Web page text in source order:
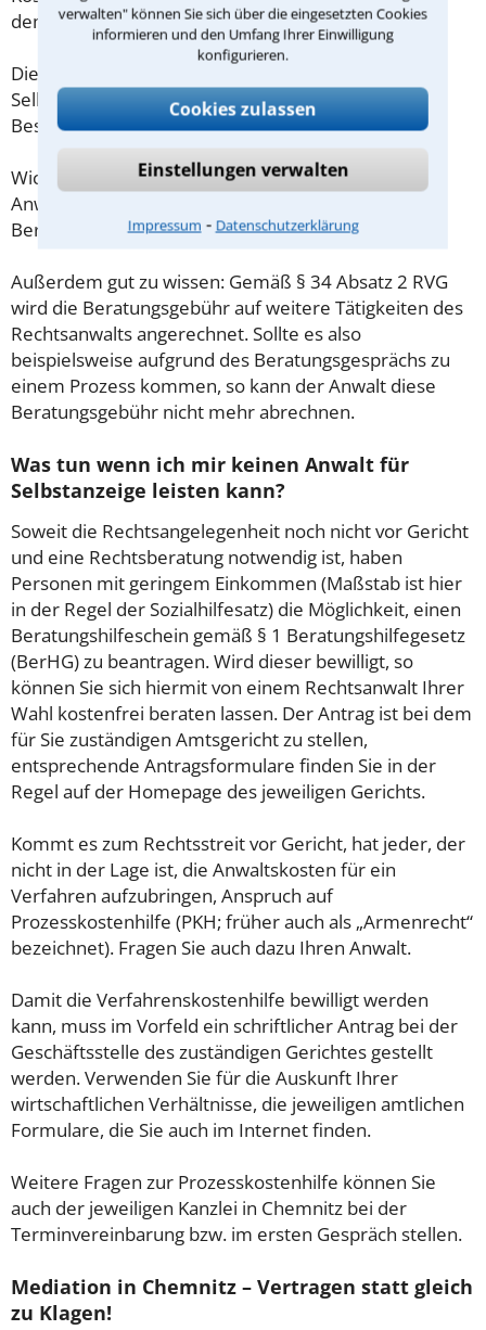
verwalten" können Sie sich über die eingesetzten Cookies
informieren und den Umfang Ihrer Einwilligung
konfigurieren.
Cookies zulassen
Einstellungen verwalten
Impressum ⁃ Datenschutzerklärung
demnach maximal 190,00 € zzgl. MwSt.
Diese Regelung gilt jedoch nur für Verbraucher. Für
Selbstständige oder Freiberufler gilt diese
Beschränkung nicht.
Wichtig daher: Klären Sie die Kostenfrage mit Ihrem
Anwalt aus Chemnitz schon zu Beginn der ersten
Beratung.
Außerdem gut zu wissen: Gemäß § 34 Absatz 2 RVG
wird die Beratungsgebühr auf weitere Tätigkeiten des
Rechtsanwalts angerechnet. Sollte es also
beispielsweise aufgrund des Beratungsgesprächs zu
einem Prozess kommen, so kann der Anwalt diese
Beratungsgebühr nicht mehr abrechnen.
Was tun wenn ich mir keinen Anwalt für
Selbstanzeige leisten kann?
Soweit die Rechtsangelegenheit noch nicht vor Gericht
und eine Rechtsberatung notwendig ist, haben
Personen mit geringem Einkommen (Maßstab ist hier
in der Regel der Sozialhilfesatz) die Möglichkeit, einen
Beratungshilfeschein gemäß § 1 Beratungshilfegesetz
(BerHG) zu beantragen. Wird dieser bewilligt, so
können Sie sich hiermit von einem Rechtsanwalt Ihrer
Wahl kostenfrei beraten lassen. Der Antrag ist bei dem
für Sie zuständigen Amtsgericht zu stellen,
entsprechende Antragsformulare finden Sie in der
Regel auf der Homepage des jeweiligen Gerichts.
Kommt es zum Rechtsstreit vor Gericht, hat jeder, der
nicht in der Lage ist, die Anwaltskosten für ein
Verfahren aufzubringen, Anspruch auf
Prozesskostenhilfe (PKH; früher auch als „Armenrecht“
bezeichnet). Fragen Sie auch dazu Ihren Anwalt.
Damit die Verfahrenskostenhilfe bewilligt werden
kann, muss im Vorfeld ein schriftlicher Antrag bei der
Geschäftsstelle des zuständigen Gerichtes gestellt
werden. Verwenden Sie für die Auskunft Ihrer
wirtschaftlichen Verhältnisse, die jeweiligen amtlichen
Formulare, die Sie auch im Internet finden.
Weitere Fragen zur Prozesskostenhilfe können Sie
auch der jeweiligen Kanzlei in Chemnitz bei der
Terminvereinbarung bzw. im ersten Gespräch stellen.
Mediation in Chemnitz – Vertragen statt gleich
zu Klagen!